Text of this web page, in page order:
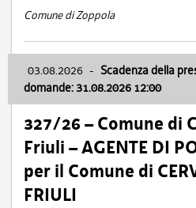
Comune di Zoppola
03.08.2026 - Scadenza della
domande: 31.08.2026 12:00
327/26 – Comune di
Friuli – AGENTE DI
per il Comune di
FRIULI